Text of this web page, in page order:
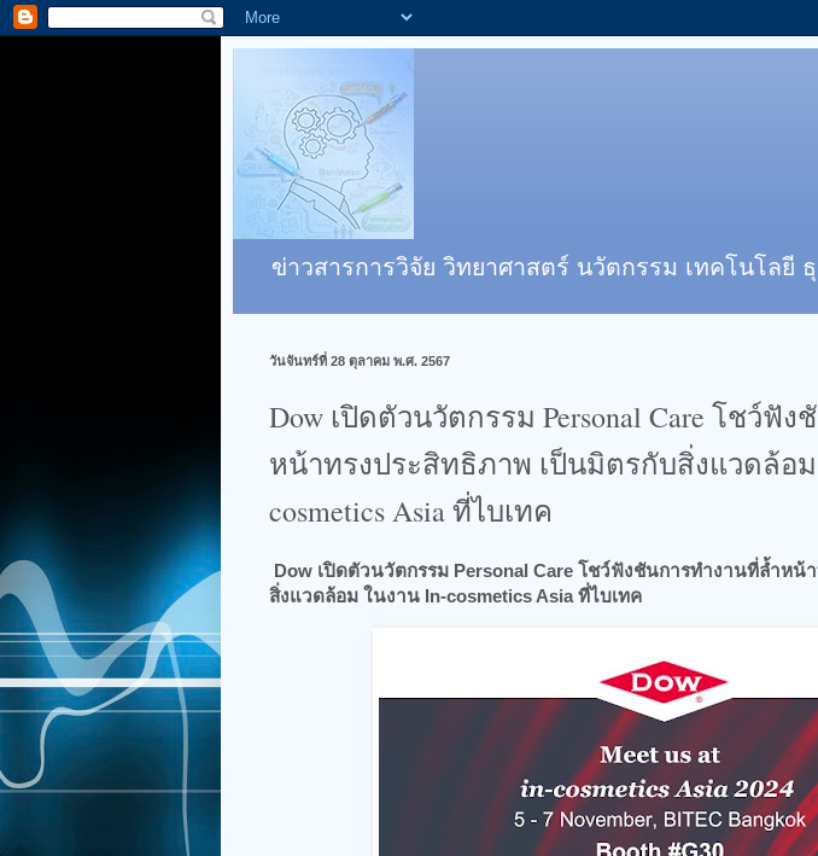
ข่าวสารการวิจัย วิทยาศาสตร์ นวัตกรรม เทคโนโลยี
วันจันทร์ที่ 28 ตุลาคม พ.ศ. 2567
Dow เปิดตัวนวัตกรรม Personal Care โชว์ฟั
หน้าทรงประสิทธิภาพ เป็นมิตรกับสิ่งแวดล้อ
cosmetics Asia ที่ไบเทค
Dow เปิดตัวนวัตกรรม Personal Care โชว์ฟังชันการทำงานที่ล้ำหน้
สิ่งแวดล้อม ในงาน In-cosmetics Asia ที่ไบเทค